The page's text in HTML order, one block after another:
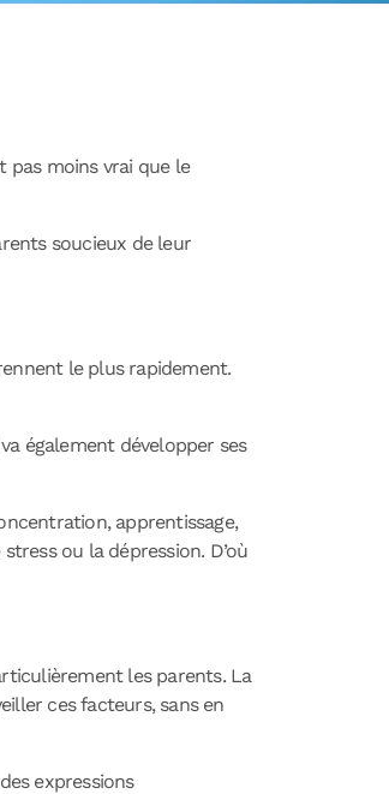
pas moins vrai que le
soucieux de leur
le plus rapidement.
également développer ses
apprentissage,
ou la dépression. D’où
les parents. La
ces facteurs, sans en
expressions